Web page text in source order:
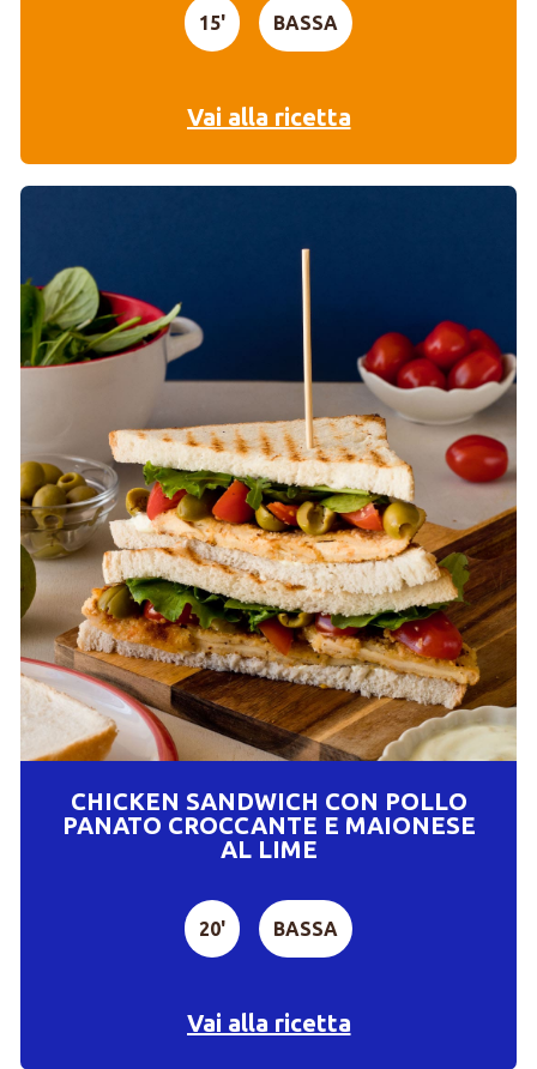
15' BASSA
Vai alla ricetta
CHICKEN SANDWICH CON POLLO
PANATO CROCCANTE E MAIONESE
AL LIME
20' BASSA
Vai alla ricetta